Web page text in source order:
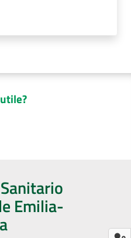
Emilia-